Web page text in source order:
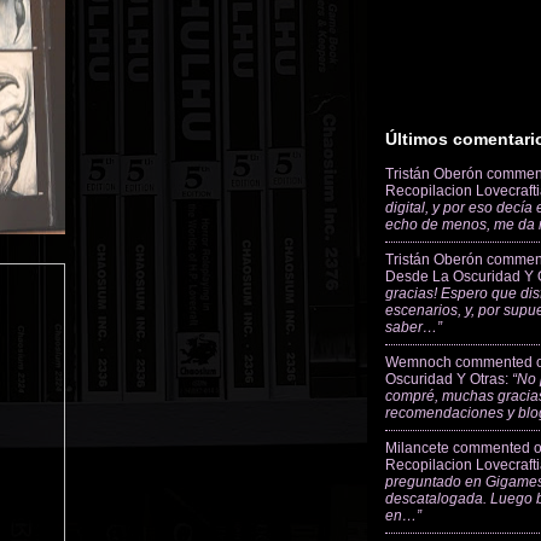
Últimos
Tristán Oberón
Recopilacion
digital, y por eso decía
echo de menos, me
Tristán Oberón
Desde La Oscuridad Y
gracias! Espero que
escenarios, y, por
saber…”
Wemnoch commented
Oscuridad Y Otras:
compré, muchas
recomendaciones y
Milancete commented
Recopilacion
preguntado en
descatalogada. Luego
en…”